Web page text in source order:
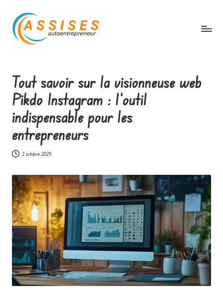
s
s
i
s
e
s
a
u
t
o
e
n
t
Tout savoir sur la visionneuse web
Pikdo Instagram : l’outil
indispensable pour les
entrepreneurs
2 octobre 2023